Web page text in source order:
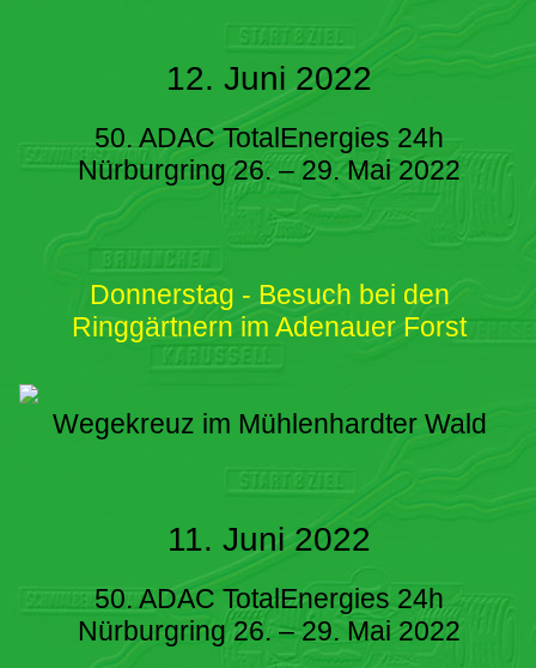
12. Juni 2022
50. ADAC TotalEnergies 24h
Nürburgring 26. – 29. Mai 2022
Donnerstag - Besuch bei den
Ringgärtnern im Adenauer Forst
Wegekreuz im Mühlenhardter Wald
11. Juni 2022
50. ADAC TotalEnergies 24h
Nürburgring 26. – 29. Mai 2022